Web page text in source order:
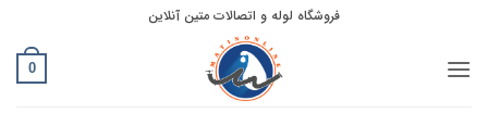
content
فروشگاه لوله و اتصالات متین آنلاین
0